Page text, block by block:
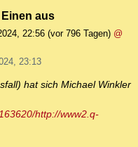
aus
22:56 (vor 796 Tagen) @
23:13
hat sich Michael Winkler
http://www2.q-